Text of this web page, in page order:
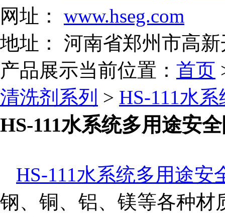
网址： www.hseg.com
地址： 河南省郑州市高
产品展示当前位置： 首页
清洗剂系列 > HS-111水
HS-111水系统多用途安
HS-111水系统多用途安
钢、铜、铝、镁等各种材